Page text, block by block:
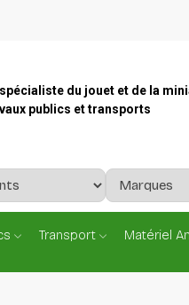
spécialiste du jouet et de la
publics et transports
Transport Matériel